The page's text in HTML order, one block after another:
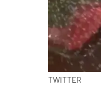
TWITTER